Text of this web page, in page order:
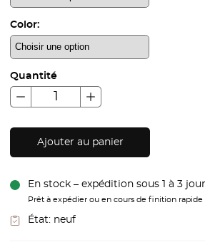
Color:
Quantité
Ajouter au panier
En stock – expédition sous 1 à 3
Prêt à expédier ou en cours de finition rapide
État: neuf